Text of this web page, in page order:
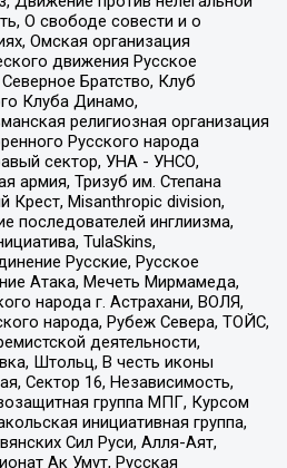
О свободе совести и о
Омская организация
движения Русское
Братство, Клуб
Клуба Динамо,
религиозная организация
Русского народа
сектор, УНА - УНСО,
армия, Тризуб им. Степана
Крест, Misanthropic division,
последователей инглиизма,
TulaSkins,
Русские, Русское
Атака, Мечеть Мирмамеда,
народа г. Астрахани, ВОЛЯ,
народа, Рубеж Севера, ТОЙС,
деятельности,
Штольц, В честь иконы
Сектор 16, Независимость,
группа МПГ, Курсом
инициативная группа,
Сил Руси, Алля-Аят,
Ак Умут, Русская